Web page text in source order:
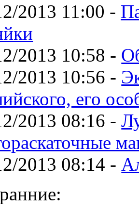
2013 11:00 -
2013 10:58 -
2013 10:56 -
его
2013 08:16 -
2013 08:14 -